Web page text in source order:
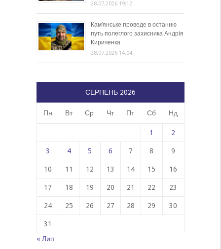
28.07.2026 19:12
Кам’янське проведе в останню
путь полеглого захисника Андрія
Кириченка
28.07.2026 14:04
СЕРПЕНЬ 2026
Пн Вт Ср Чт Пт Сб Нд
1 2
3 4 5 6 7 8 9
10 11 12 13 14 15 16
17 18 19 20 21 22 23
24 25 26 27 28 29 30
31
« Лип